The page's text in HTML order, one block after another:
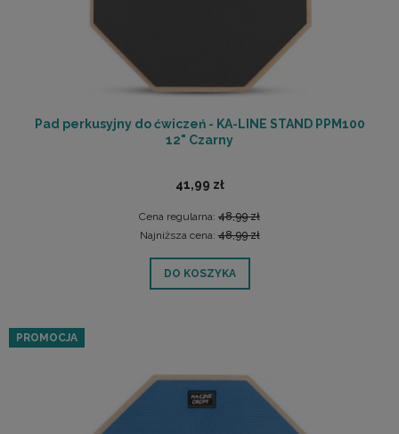
Pad perkusyjny do ćwiczeń - KA-LINE STAND PPM100
12" Czarny
41,99 zł
Cena regularna: 48,99 zł
Najniższa cena:48,99 zł
DO KOSZYKA
PROMOCJA